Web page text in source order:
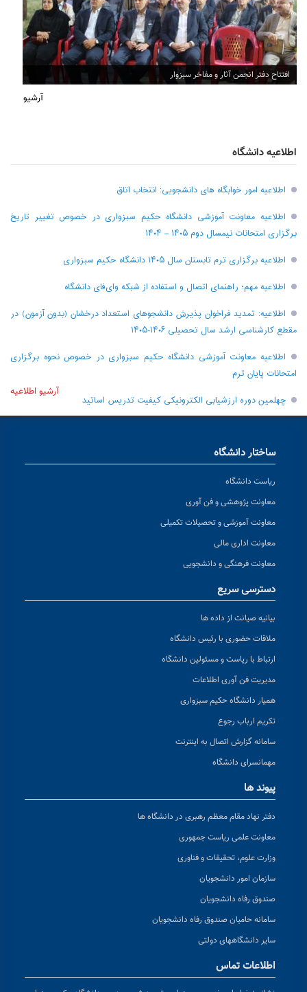
افتتاح دفتر انجمن آثار و مفاخر سبزوار
آرشیو
اطلاعیه دانشگاه
اطلاعیه امور خوابگاه های دانشجویی: انتخاب اتاق
اطلاعیه معاونت آموزشی دانشگاه حکیم سبزواری در خصوص تغییر تاریخ
برگزاری امتحانات نیمسال دوم ۱۴۰۵ – ۱۴۰۴
اطلاعیه برگزاری ترم تابستان سال ۱۴۰۵ دانشگاه حکیم سبزواری
اطلاعیه مهم؛ راهنمای اتصال و استفاده از شبکه وای‌فای دانشگاه
اطلاعیه: تمدید فراخوان پذیرش دانشجو‌های استعداد درخشان (بدون آزمون) در
مقطع کارشناسی ارشد سال تحصیلی ۱۴۰۶-۱۴۰۵
اطلاعیه معاونت آموزشی دانشگاه حکیم سبزواری در خصوص نحوه برگزاری
امتحانات پایان ترم
چهلمین دوره ارزشیابی الکترونیکی کیفیت تدریس اساتید
آرشیو اطلاعیه
ساختار دانشگاه
ریاست دانشگاه
معاونت پژوهشی و فن آوری
معاونت آموزشی و تحصیلات تکمیلی
معاونت اداری مالی
معاونت فرهنگی و دانشجویی
دسترسی سریع
بیانیه صیانت از داده ها
ملاقات حضوری با رئیس دانشگاه
ارتباط با ریاست و مسئولین دانشگاه
مدیریت فن آوری اطلاعات
همیار دانشگاه حکیم سبزواری
تکریم ارباب رجوع
سامانه گزارش اتصال به اینترنت
مهمانسرای دانشگاه
پیوند ها
دفتر نهاد مقام معظم رهبری در دانشگاه ها
معاونت علمی ریاست جمهوری
وزارت علوم، تحقیقات و فناوری
سازمان امور دانشجویان
صندوق رفاه دانشجویان
سامانه حامیان صندوق رفاه دانشجویان
سایر دانشگاههای دولتی
اطلاعات تماس